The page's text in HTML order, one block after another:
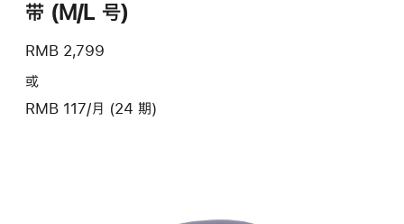
带 (M/L 号)
RMB 2,799
或
RMB 117/月 (24 期)